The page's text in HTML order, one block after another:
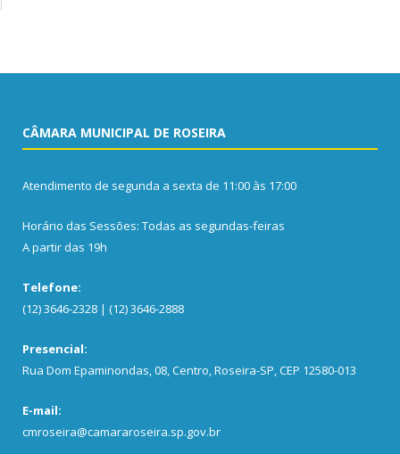
CÂMARA MUNICIPAL DE ROSEIRA
Atendimento de segunda a sexta de 11:00 às 17:00
Horário das Sessões: Todas as segundas-feiras
A partir das 19h
Telefone:
(12) 3646-2328 | (12) 3646-2888
Presencial:
Rua Dom Epaminondas, 08, Centro, Roseira-SP, CEP 12580-013
E-mail:
cmroseira@camararoseira.sp.gov.br